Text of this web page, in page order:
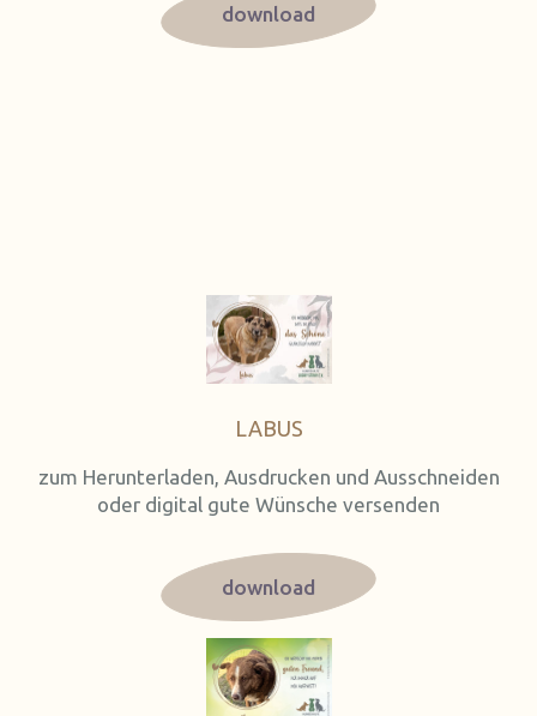
download
LABUS
zum Herunterladen, Ausdrucken und Ausschneiden
oder digital gute Wünsche versenden
download